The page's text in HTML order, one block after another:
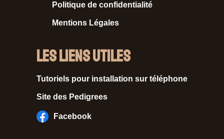
Politique de confidentialité
Mentions Légales
Les liens utiles
Tutoriels pour installation sur téléphone
Site des Pedigrees
Facebook